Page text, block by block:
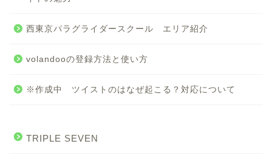
西東京パラグライダースクール エリア紹介
volandooの登録方法と使い方
※作成中 ツイストのはなぜ起こる？対応について
TRIPLE SEVEN